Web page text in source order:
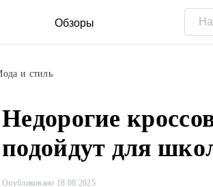
Обзоры
и стиль
Недорогие
подойдут для
Опубликовано 18.08.2025